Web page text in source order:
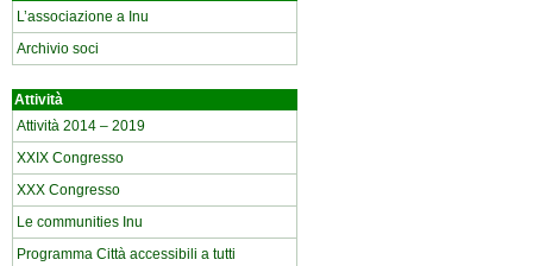
L’associazione a Inu
Archivio soci
Attività
Attività 2014 – 2019
XXIX Congresso
XXX Congresso
Le communities Inu
Programma Città accessibili a tutti